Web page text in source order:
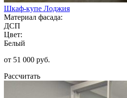
Шкаф-купе Лоджия
Материал фасада:
ДСП
Цвет:
Белый
от 51 000 руб.
Рассчитать